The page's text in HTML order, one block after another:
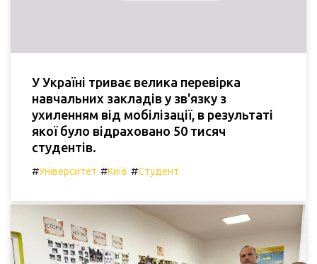
У Україні триває велика перевірка
навчальних закладів у зв'язку з
ухиленням від мобілізації, в результаті
якої було відраховано 50 тисяч
студентів.
#Університет #Київ #Студент